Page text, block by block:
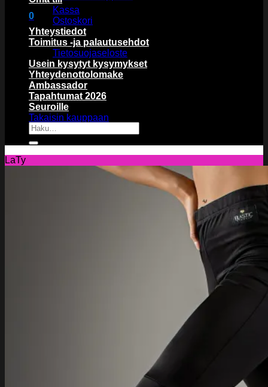
0
Ostoskori
Ostoskori on tyhjä.
Takaisin kauppaan
Kassa
Ostoskori
Yhteystiedot
Toimitus -ja palautusehdot
Tietosuojaseloste
Usein kysytyt kysymykset
Yhteydenottolomake
Ambassador
Tapahtumat 2026
Seuroille
Etsi:
LaTy